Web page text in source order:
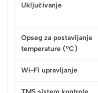
Uključivanje
Opseg za postavljanje
temperature (°C)
Wi-Fi upravljanje